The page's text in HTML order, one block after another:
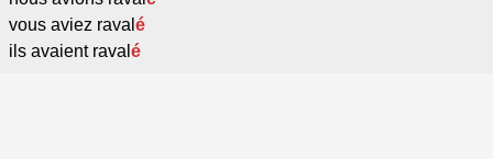
vous aviez raval é
ils avaient raval é